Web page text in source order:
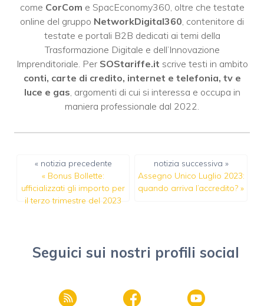
come CorCom e SpacEconomy360, oltre che testate
online del gruppo NetworkDigital360, contenitore di
testate e portali B2B dedicati ai temi della
Trasformazione Digitale e dell’Innovazione
Imprenditoriale. Per SOStariffe.it scrive testi in ambito
conti, carte di credito, internet e telefonia, tv e
luce e gas, argomenti di cui si interessa e occupa in
maniera professionale dal 2022.
« notizia precedente
« Bonus Bollette:
ufficializzati gli importo per
il terzo trimestre del 2023
notizia successiva »
Assegno Unico Luglio 2023:
quando arriva l’accredito? »
Seguici sui nostri profili social